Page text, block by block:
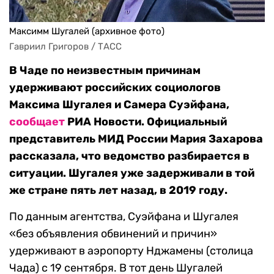
Максимм Шугалей (архивное фото)
Гавриил Григоров / ТАСС
В Чаде по неизвестным причинам
удерживают российских социологов
Максима Шугалея и Самера Суэйфана,
сообщает РИА Новости. Официальный
представитель МИД России Мария Захарова
рассказала, что ведомство разбирается в
ситуации. Шугалея уже задерживали в той
же стране пять лет назад, в 2019 году.
По данным агентства, Суэйфана и Шугалея
«без объявления обвинений и причин»
удерживают в аэропорту Нджамены (столица
Чада) с 19 сентября. В тот день Шугалей